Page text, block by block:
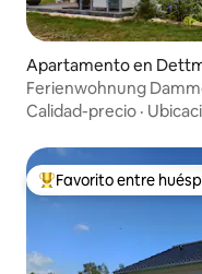
Apartamento en
Ferienwohnung
Calidad-precio ·
Favorito entre
Favorito entre